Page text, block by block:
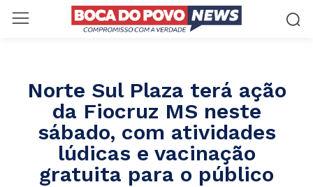
Norte Sul Plaza terá ação
da Fiocruz MS neste
sábado, com atividades
lúdicas e vacinação
gratuita para o público